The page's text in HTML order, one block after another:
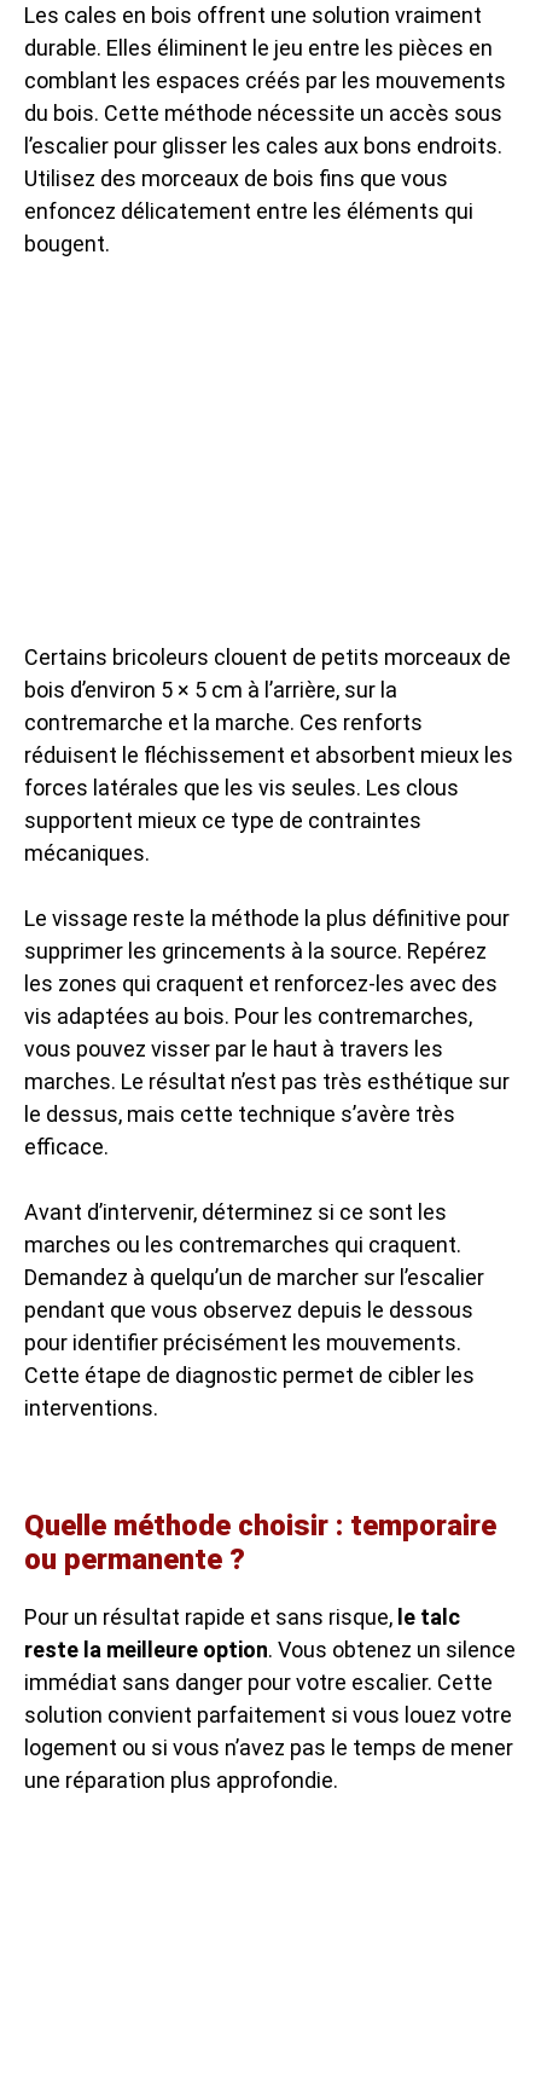
Les cales en bois offrent une solution vraiment
durable. Elles éliminent le jeu entre les pièces en
comblant les espaces créés par les mouvements
du bois. Cette méthode nécessite un accès sous
l’escalier pour glisser les cales aux bons endroits.
Utilisez des morceaux de bois fins que vous
enfoncez délicatement entre les éléments qui
bougent.
Certains bricoleurs clouent de petits morceaux de
bois d’environ 5 × 5 cm à l’arrière, sur la
contremarche et la marche. Ces renforts
réduisent le fléchissement et absorbent mieux les
forces latérales que les vis seules. Les clous
supportent mieux ce type de contraintes
mécaniques.
Le vissage reste la méthode la plus définitive pour
supprimer les grincements à la source. Repérez
les zones qui craquent et renforcez-les avec des
vis adaptées au bois. Pour les contremarches,
vous pouvez visser par le haut à travers les
marches. Le résultat n’est pas très esthétique sur
le dessus, mais cette technique s’avère très
efficace.
Avant d’intervenir, déterminez si ce sont les
marches ou les contremarches qui craquent.
Demandez à quelqu’un de marcher sur l’escalier
pendant que vous observez depuis le dessous
pour identifier précisément les mouvements.
Cette étape de diagnostic permet de cibler les
interventions.
Quelle méthode choisir : temporaire
ou permanente ?
Pour un résultat rapide et sans risque, le talc
reste la meilleure option. Vous obtenez un silence
immédiat sans danger pour votre escalier. Cette
solution convient parfaitement si vous louez votre
logement ou si vous n’avez pas le temps de mener
une réparation plus approfondie.